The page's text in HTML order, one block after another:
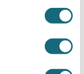
Incl. BTW €914,00